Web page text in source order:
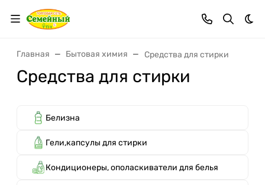
Главная Бытовая химия Средства для стирки
Средства для стирки
Белизна
Гели,капсулы для стирки
Кондиционеры, ополаскиватели для белья